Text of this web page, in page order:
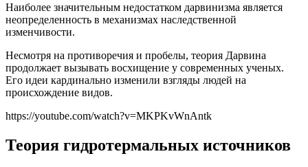
Наиболее значительным недостатком дарвинизма является
неопределенность в механизмах наследственной
изменчивости.
Несмотря на противоречия и пробелы, теория Дарвина
продолжает вызывать восхищение у современных ученых.
Его идеи кардинально изменили взгляды людей на
происхождение видов.
https://youtube.com/watch?v=MKPKvWnAntk
Теория гидротермальных источников